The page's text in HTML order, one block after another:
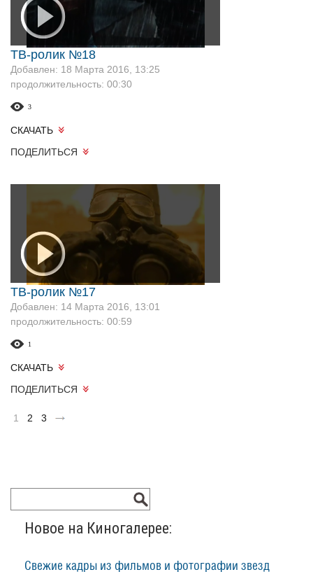
ТВ-ролик №18
Добавлен: 18 Марта 2016, 13:25
продолжительность: 00:30
3
СКАЧАТЬ
ПОДЕЛИТЬСЯ
ТВ-ролик №17
Добавлен: 14 Марта 2016, 13:01
продолжительность: 00:59
1
СКАЧАТЬ
ПОДЕЛИТЬСЯ
1 2 3
Новое на Киногалерее:
Свежие кадры из фильмов и фотографии звезд